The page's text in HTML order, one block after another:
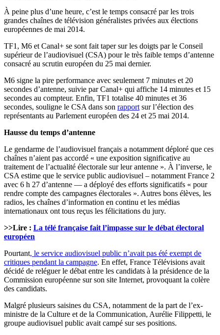
À peine plus d’une heure, c’est le temps consacré par les trois
grandes chaînes de télévision généralistes privées aux élections
européennes de mai 2014.
TF1, M6 et Canal+ se sont fait taper sur les doigts par le Conseil
supérieur de l’audiovisuel (CSA) pour le très faible temps d’antenne
consacré au scrutin européen du 25 mai dernier.
M6 signe la pire performance avec seulement 7 minutes et 20
secondes d’antenne, suivie par Canal+ qui affiche 14 minutes et 15
secondes au compteur. Enfin, TF1 totalise 40 minutes et 36
secondes, souligne le CSA dans son rapport sur l’élection des
représentants au Parlement européen des 24 et 25 mai 2014.
Hausse du temps d’antenne
Le gendarme de l’audiovisuel français a notamment déploré que ces
chaînes n’aient pas accordé « une exposition significative au
traitement de l’actualité électorale sur leur antenne ». À l’inverse, le
CSA estime que le service public audiovisuel – notamment France 2
avec 6 h 27 d’antenne — a déployé des efforts significatifs « pour
rendre compte des campagnes électorales ». Autres bons élèves, les
radios, les chaînes d’information en continu et les médias
internationaux ont tous reçus les félicitations du jury.
>>Lire : La télé française fait l’impasse sur le débat électoral
européen
Pourtant, le service audiovisuel public n’avait pas été exempt de
critiques pendant la campagne. En effet, France Télévisions avait
décidé de reléguer le débat entre les candidats à la présidence de la
Commission européenne sur son site Internet, provoquant la colère
des candidats.
Malgré plusieurs saisines du CSA, notamment de la part de l’ex-
ministre de la Culture et de la Communication, Aurélie Filippetti, le
groupe audiovisuel public avait campé sur ses positions.